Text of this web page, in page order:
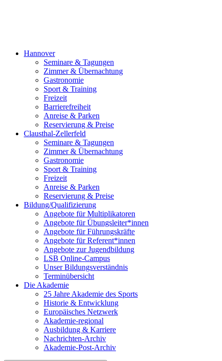
Hannover
Seminare & Tagungen
Zimmer & Übernachtung
Gastronomie
Sport & Training
Freizeit
Barrierefreiheit
Anreise & Parken
Reservierung & Preise
Clausthal-Zellerfeld
Seminare & Tagungen
Zimmer & Übernachtung
Gastronomie
Sport & Training
Freizeit
Anreise & Parken
Reservierung & Preise
Bildung/Qualifizierung
Angebote für Multiplikatoren
Angebote für Übungsleiter*innen
Angebote für Führungskräfte
Angebote für Referent*innen
Angebote zur Jugendbildung
LSB Online-Campus
Unser Bildungsverständnis
Terminübersicht
Die Akademie
25 Jahre Akademie des Sports
Historie & Entwicklung
Europäisches Netzwerk
Akademie-regional
Ausbildung & Karriere
Nachrichten-Archiv
Akademie-Post-Archiv